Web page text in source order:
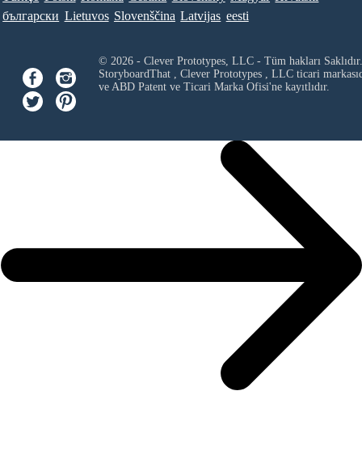
български Lietuvos Slovenščina Latvijas eesti
© 2026 - Clever Prototypes, LLC - Tüm hakları Saklıdır.
StoryboardThat , Clever Prototypes , LLCticari
ve ABD Patent ve Ticari Marka Ofisi'ne kayıtlıdır.